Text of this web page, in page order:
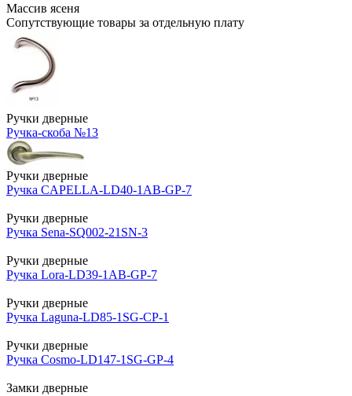
Массив ясеня
Сопутствующие товары за отдельную плату
Ручки дверные
Ручка-скоба №13
Ручки дверные
Ручка CAPELLA-LD40-1AB-GP-7
Ручки дверные
Ручка Sena-SQ002-21SN-3
Ручки дверные
Ручка Lora-LD39-1AB-GP-7
Ручки дверные
Ручка Laguna-LD85-1SG-CP-1
Ручки дверные
Ручка Cosmo-LD147-1SG-GP-4
Замки дверные